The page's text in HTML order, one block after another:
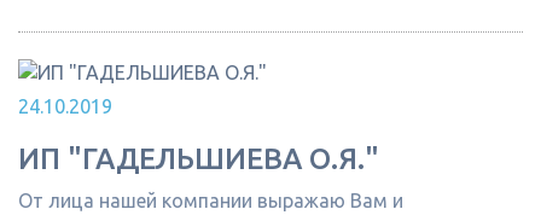
24.10.2019
ИП "ГАДЕЛЬШИЕВА О.Я."
От лица нашей компании выражаю Вам и